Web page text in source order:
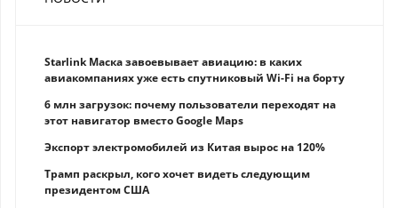
Starlink Маска завоевывает авиацию: в каких
авиакомпаниях уже есть спутниковый Wi-Fi на борту
6 млн загрузок: почему пользователи переходят на
этот навигатор вместо Google Maps
Экспорт электромобилей из Китая вырос на 120%
Трамп раскрыл, кого хочет видеть следующим
президентом США